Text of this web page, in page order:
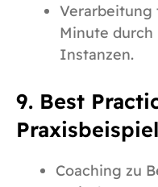
Verarbeitung
Minute durch
Instanzen.
9. Best
Coaching zu